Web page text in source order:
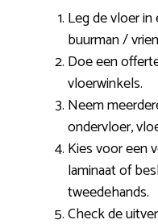
Leg de vloer
buurman /
Doe een
vloerwinkels.
Neem
ondervloer,
Kies voor een
laminaat of
tweedehands.
Check de